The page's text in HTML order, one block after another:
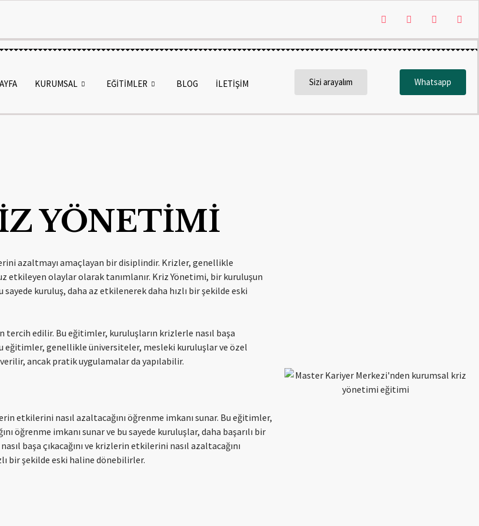
KURUMSAL EĞİTİMLER BLOG İLETİŞİM Sizi arayalım Whatsapp
YÖNETİMİ
azaltmayı amaçlayan bir disiplindir. Krizler, genellikle
etkileyen olaylar olarak tanımlanır. Kriz Yönetimi, bir kuruluşun
kuruluş, daha az etkilenerek daha hızlı bir şekilde eski
edilir. Bu eğitimler, kuruluşların krizlerle nasıl başa
eğitimler, genellikle üniversiteler, mesleki kuruluşlar ve özel
ancak pratik uygulamalar da yapılabilir.
etkilerini nasıl azaltacağını öğrenme imkanı sunar. Bu eğitimler,
öğrenme imkanı sunar ve bu sayede kuruluşlar, daha başarılı bir
başa çıkacağını ve krizlerin etkilerini nasıl azaltacağını
bir şekilde eski haline dönebilirler.